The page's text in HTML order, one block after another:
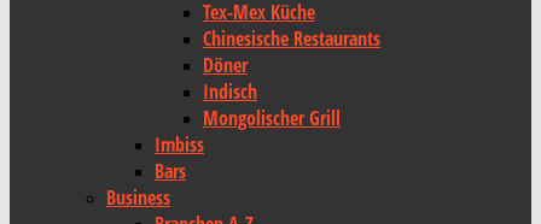
Tex-Mex Küche
Chinesische Restaurants
Döner
Indisch
Mongolischer Grill
Imbiss
Bars
Business